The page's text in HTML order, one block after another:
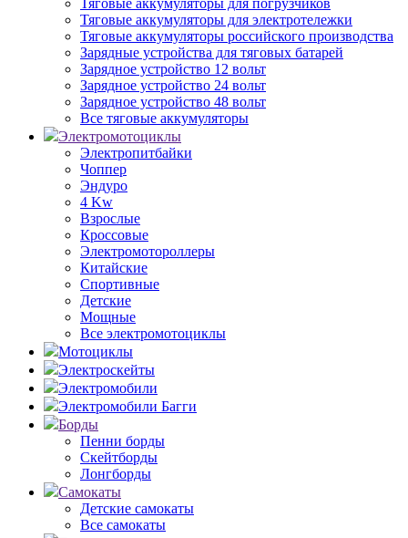
Тяговые аккумуляторы для погрузчиков
Тяговые аккумуляторы для электротележки
Тяговые аккумуляторы российского производства
Зарядные устройства для тяговых батарей
Зарядное устройство 12 вольт
Зарядное устройство 24 вольт
Зарядное устройство 48 вольт
Все тяговые аккумуляторы
Электромотоциклы
Электропитбайки
Чоппер
Эндуро
4 Kw
Взрослые
Кроссовые
Электромотороллеры
Китайские
Спортивные
Детские
Мощные
Все электромотоциклы
Мотоциклы
Электроскейты
Электромобили
Электромобили Багги
Борды
Пенни борды
Скейтборды
Лонгборды
Самокаты
Детские самокаты
Все самокаты